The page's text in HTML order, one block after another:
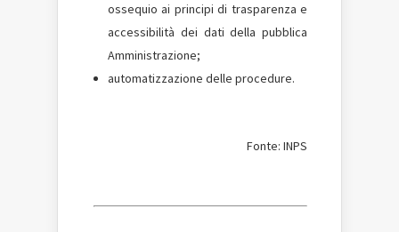
ossequio ai principi di trasparenza e
accessibilità dei dati della pubblica
Amministrazione;
automatizzazione delle procedure.
Fonte: INPS